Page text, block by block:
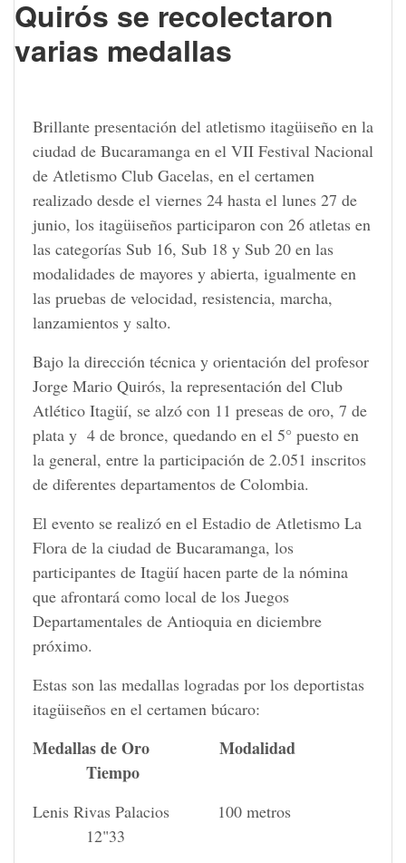
Quirós se recolectaron
varias medallas
Brillante presentación del atletismo itagüiseño en la
ciudad de Bucaramanga en el VII Festival Nacional
de Atletismo Club Gacelas, en el certamen
realizado desde el viernes 24 hasta el lunes 27 de
junio, los itagüiseños participaron con 26 atletas en
las categorías Sub 16, Sub 18 y Sub 20 en las
modalidades de mayores y abierta, igualmente en
las pruebas de velocidad, resistencia, marcha,
lanzamientos y salto.
Bajo la dirección técnica y orientación del profesor
Jorge Mario Quirós, la representación del Club
Atlético Itagüí, se alzó con 11 preseas de oro, 7 de
plata y 4 de bronce, quedando en el 5° puesto en
la general, entre la participación de 2.051 inscritos
de diferentes departamentos de Colombia.
El evento se realizó en el Estadio de Atletismo La
Flora de la ciudad de Bucaramanga, los
participantes de Itagüí hacen parte de la nómina
que afrontará como local de los Juegos
Departamentales de Antioquia en diciembre
próximo.
Estas son las medallas logradas por los deportistas
itagüiseños en el certamen búcaro:
Medallas de Oro Modalidad
Tiempo
Lenis Rivas Palacios 100 metros
12"33